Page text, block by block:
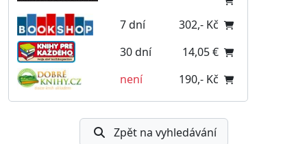
7 dní
302,- Kč
30 dní
14,05 €
není
190,- Kč
Zpět na vyhledávání